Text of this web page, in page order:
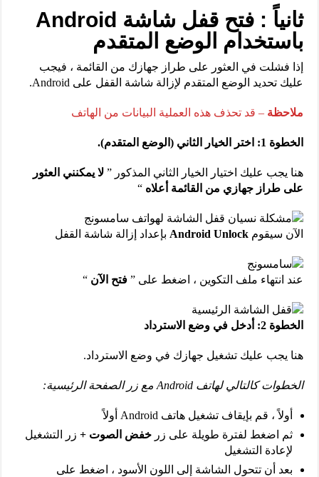
ثانياً : فتح قفل شاشة Android
باستخدام الوضع المتقدم
إذا فشلت في العثور على طراز جهازك من القائمة ، فيجب
عليك تحديد الوضع المتقدم لإزالة شاشة القفل على Android.
ملاحظة– قد تحذف هذه العملية البيانات من الهاتف
الخطوة 1: اختر الخيار الثاني (الوضع المتقدم).
هنا يجب عليك اختيار الخيار الثاني المذكور ” لا يمكنني العثور
على طراز جهازي من القائمة أعلاه“
الآن سيقوم Android Unlockبإعداد إزالة شاشة القفل
عند انتهاء ملف التكوين ، اضغط على ” فتح الآن“
الخطوة 2: أدخل في وضع الاسترداد
هنا يجب عليك تشغيل جهازك في وضع الاسترداد.
الخطوات كالتالي لهاتف Android مع زر الصفحة الرئيسية:
أولاً ، قم بإيقاف تشغيل هاتف Android أولاً
ثم اضغط لفترة طويلة على زر خفض الصوت +زر التشغيل
لإعادة التشغيل
بعد أن تتحول الشاشة إلى اللون الأسود ، اضغط على